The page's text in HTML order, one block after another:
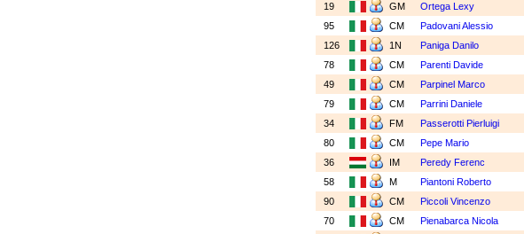
19
GM Ortega Lexy
95
CM Padovani Alessio
126
1N Paniga Danilo
78
CM Parenti Davide
49
CM Parpinel Marco
79
CM Parrini Daniele
34
FM Passerotti Pierluigi
80
CM Pepe Mario
36
IM Peredy Ferenc
58
M Piantoni Roberto
90
CM Piccoli Vincenzo
70
CM Pienabarca Nicola